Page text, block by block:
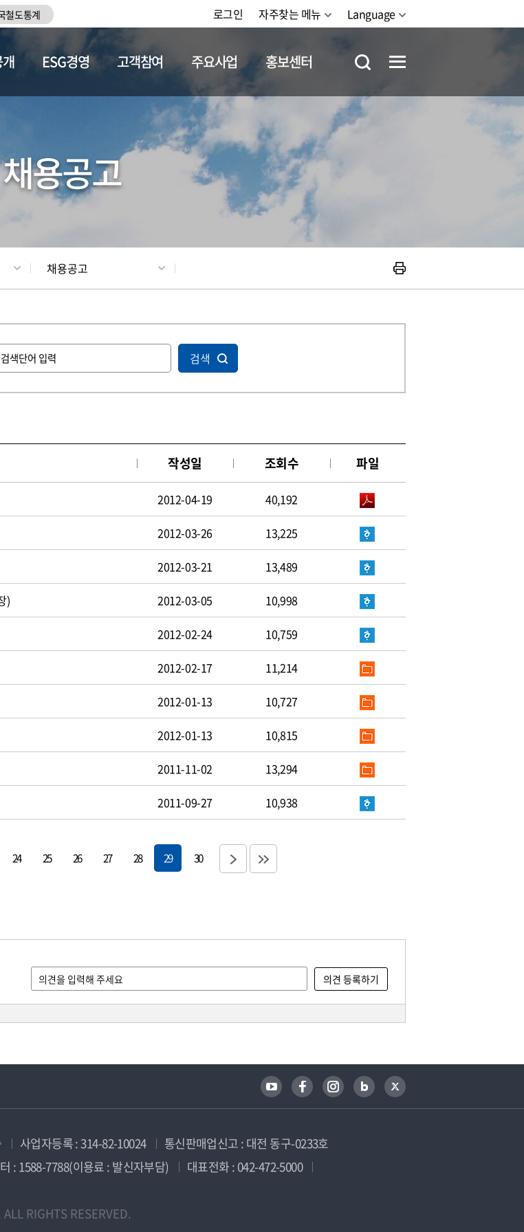
철도통계 로그인 자주찾는 메뉴 Language
채용정보
ESG경영 고객참여 주요사업 홍보센터
채용공고
채용공고
검색
작성일 조회수 파일
2012-04-19 40,192
2012-03-26 13,225
2012-03-21 13,489
) 2012-03-05 10,998
2012-02-24 10,759
2012-02-17 11,214
2012-01-13 10,727
2012-01-13 10,815
2011-11-02 13,294
2011-09-27 10,938
24 25 26 27 28 29 30
사업자등록 : 314-82-10024
통신판매업신고 : 대전 동구-0233호
: 1588-7788(이용료 : 발신자부담)
대표전화 : 042-472-5000
RIGHTS RESERVED.